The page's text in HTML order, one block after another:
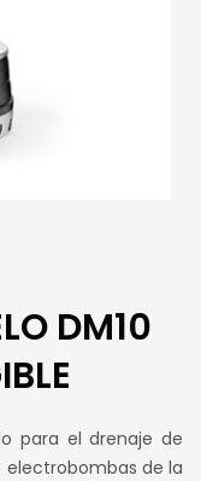
DM10
para el drenaje de
electrobombas de la